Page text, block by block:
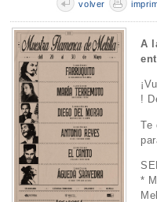
volver
A
!
Te
*